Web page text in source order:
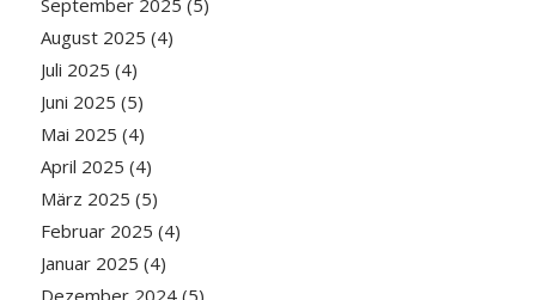
September 2025 (5)
August 2025 (4)
Juli 2025 (4)
Juni 2025 (5)
Mai 2025 (4)
April 2025 (4)
März 2025 (5)
Februar 2025 (4)
Januar 2025 (4)